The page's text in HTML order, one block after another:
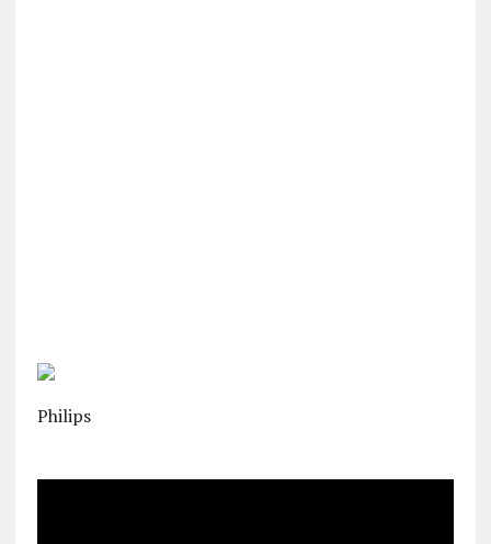
Philips